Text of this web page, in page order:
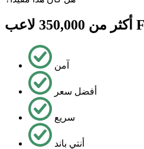
آمن
أفضل سعر
سريع
أنتي باند